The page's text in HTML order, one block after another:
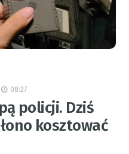
08:27
policji. Dziś
kosztować